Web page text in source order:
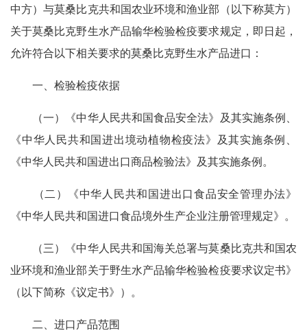
中方）与莫桑比克共和国农业环境和渔业部（以下称莫方）
关于莫桑比克野生水产品输华检验检疫要求规定，即日起，
允许符合以下相关要求的莫桑比克野生水产品进口：
一、检验检疫依据
（一）《中华人民共和国食品安全法》及其实施条例、
《中华人民共和国进出境动植物检疫法》及其实施条例、
《中华人民共和国进出口商品检验法》及其实施条例。
（二）《中华人民共和国进出口食品安全管理办法》
《中华人民共和国进口食品境外生产企业注册管理规定》。
（三）《中华人民共和国海关总署与莫桑比克共和国农
业环境和渔业部关于野生水产品输华检验检疫要求议定书》
（以下简称《议定书》）。
二、进口产品范围